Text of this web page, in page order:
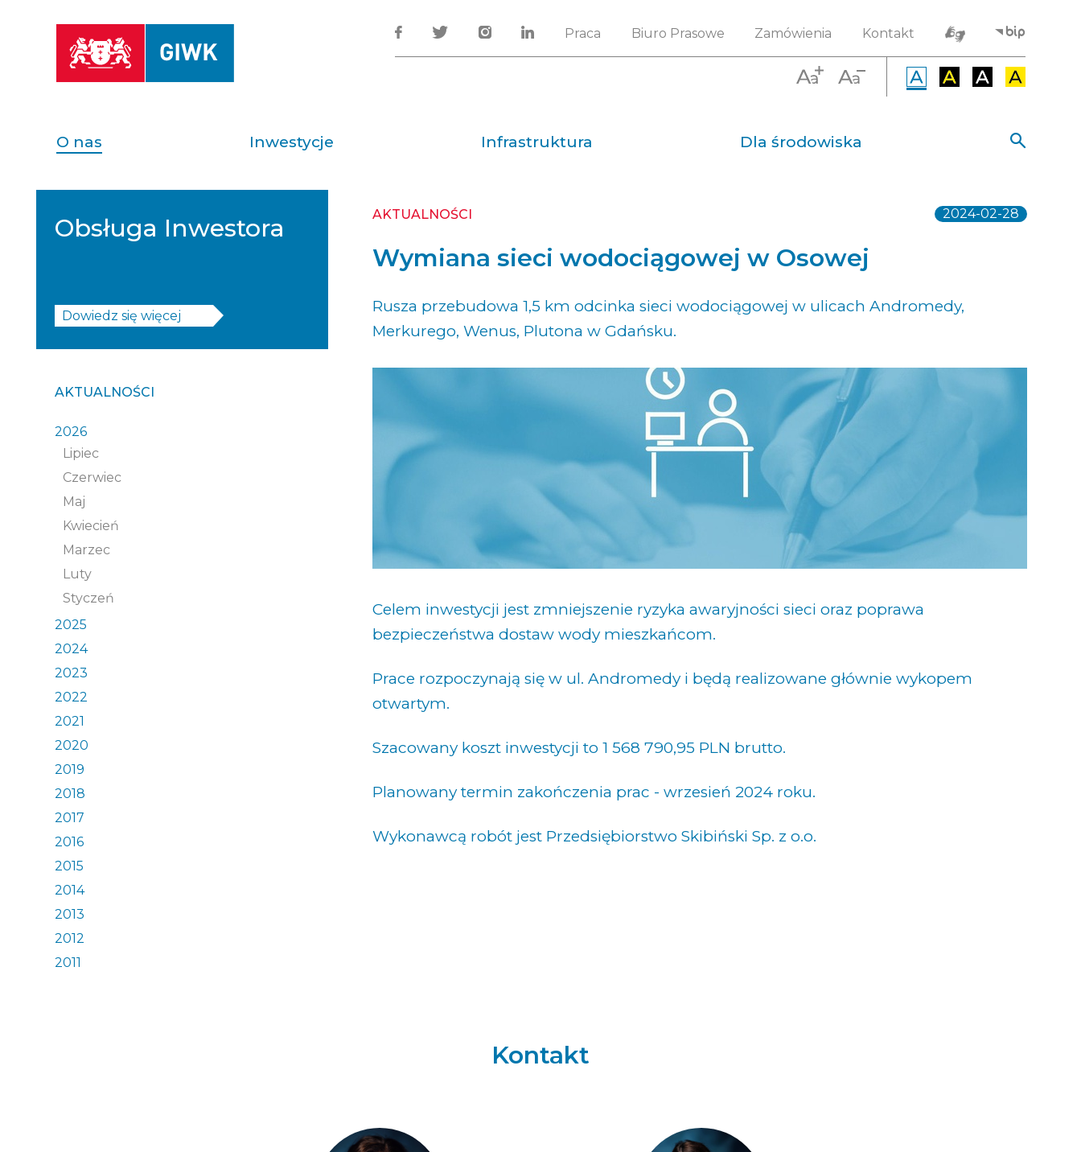
Praca Biuro Prasowe Zamówienia Kontakt
O nas Inwestycje Infrastruktura Dla środowiska
Obsługa Inwestora
Dowiedz się więcej
AKTUALNOŚCI
2026
Lipiec
Czerwiec
Maj
Kwiecień
Marzec
Luty
Styczeń
2025
2024
2023
2022
2021
2020
2019
2018
2017
2016
2015
2014
2013
2012
2011
2024-02-28
AKTUALNOŚCI
Wymiana sieci wodociągowej w Osowej
Rusza przebudowa 1,5 km odcinka sieci wodociągowej w ulicach Andromedy,
Merkurego, Wenus, Plutona w Gdańsku.
Celem inwestycji jest zmniejszenie ryzyka awaryjności sieci oraz poprawa
bezpieczeństwa dostaw wody mieszkańcom.
Prace rozpoczynają się w ul. Andromedy i będą realizowane głównie wykopem
otwartym.
Szacowany koszt inwestycji to 1 568 790,95 PLN brutto.
Planowany termin zakończenia prac - wrzesień 2024 roku.
Wykonawcą robót jest Przedsiębiorstwo Skibiński Sp. z o.o.
Kontakt